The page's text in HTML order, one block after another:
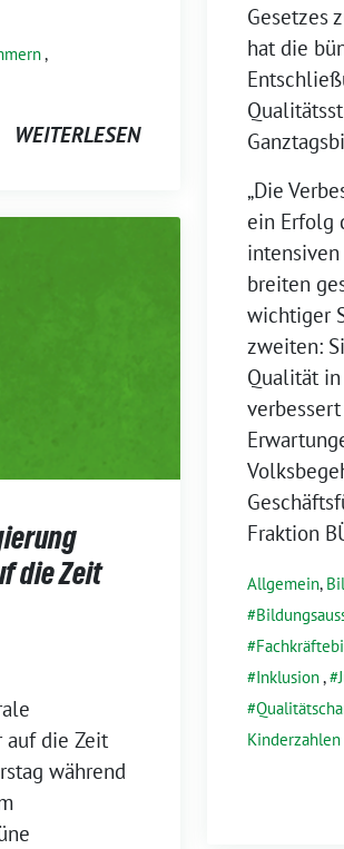
,
WEITERLESEN
Gesetzes
hat die
„Die
ein Erfolg
intensiven
breiten
wichtiger
zweiten:
Qualität
Fraktion
Allgemein,
Inklusion,
Kinderzahlen
die Zeit
auf die Zeit
während